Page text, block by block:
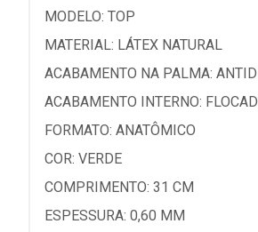
MODELO: TOP
MATERIAL: LÁTEX NATURAL
ACABAMENTO NA PALMA:
ACABAMENTO INTERNO:
FORMATO: ANATÔMICO
COR: VERDE
COMPRIMENTO: 31 CM
ESPESSURA: 0,60 MM